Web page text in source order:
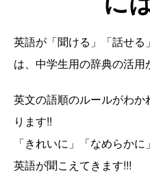
英語が「聞ける」「話せ
は、中学生用の辞典の活用
英文の語順のルールがわ
ります!!
「きれいに」「なめらか
英語が聞こえてきます!!!